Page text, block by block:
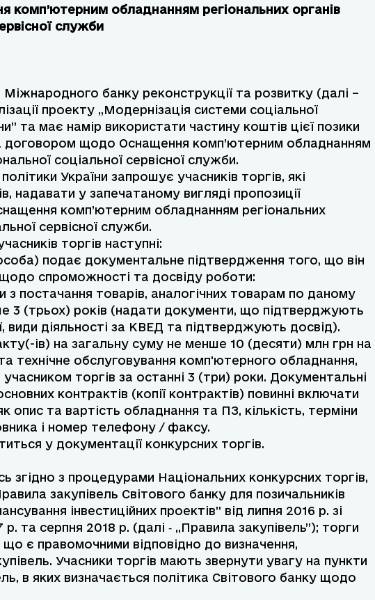
комп’ютерним обладнанням регіональних органів
служби
Міжнародного банку реконструкції та розвитку (далі –
проекту „Модернізація системи соціальної
та має намір використати частину коштів цієї позики
договором щодо Оснащення комп’ютерним обладнанням
соціальної сервісної служби.
України запрошує учасників торгів, які
надавати у запечатаному вигляді пропозиції
комп’ютерним обладнанням регіональних
сервісної служби.
торгів наступні:
подає документальне підтвердження того, що він
спроможності та досвіду роботи:
з постачання товарів, аналогічних товарам по даному
3 (трьох) років (надати документи, що підтверджують
види діяльності за КВЕД та підтверджують досвід).
ів) на загальну суму не менше 10 (десяти) млн грн на
технічне обслуговування комп'ютерного обладнання,
учасником торгів за останні 3 (три) роки. Документальні
контрактів (копії контрактів) повинні включати
опис та вартість обладнання та ПЗ, кількість, терміни
і номер телефону / факсу.
у документації конкурсних торгів.
згідно з процедурами Національних конкурсних торгів,
закупівель Світового банку для позичальників
інвестиційних проектів” від липня 2016 р. зі
та серпня 2018 р. (далі ‑ „Правила закупівель”); торги
що є правомочними відповідно до визначення,
Учасники торгів мають звернути увагу на пункти
в яких визначається політика Світового банку щодо